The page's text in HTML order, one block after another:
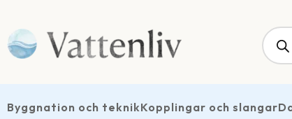
Byggnation och teknikKopplingar och slangar